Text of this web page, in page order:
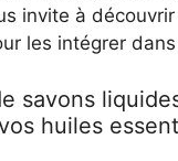
invite à
les intégrer
savons
huiles